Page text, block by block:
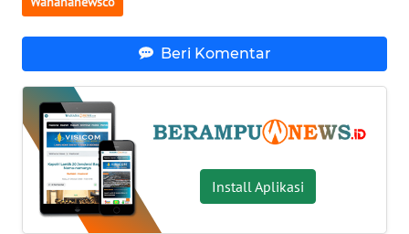
Beri Komentar
Install Aplikasi
KALTENG
KALTARA
WN
KALSEL
WN
KALTIM